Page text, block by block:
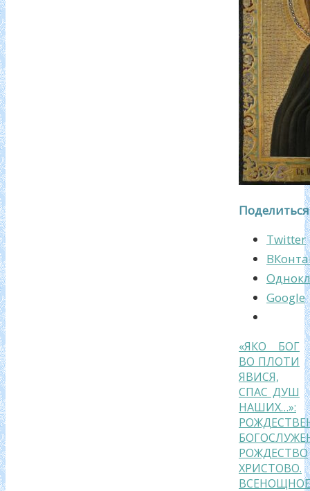
Twitter
Google
«ЯКО БОГ
ВО ПЛОТИ
ЯВИСЯ,
СПАС ДУШ
НАШИХ…»:
РОЖДЕСТВО
ХРИСТОВО.
ВСЕНОЩНОЕ